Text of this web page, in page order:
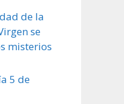
de la
se
misterios
5 de